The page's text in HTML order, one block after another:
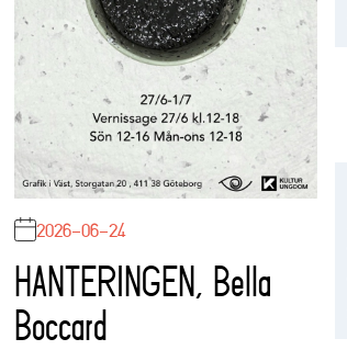
2026-06-24
HANTERINGEN, Bella
Boccard